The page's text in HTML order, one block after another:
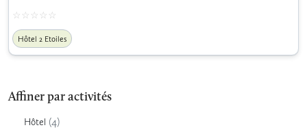
Affiner par activités
Hôtel (4)
Hôtel 2 Etoiles